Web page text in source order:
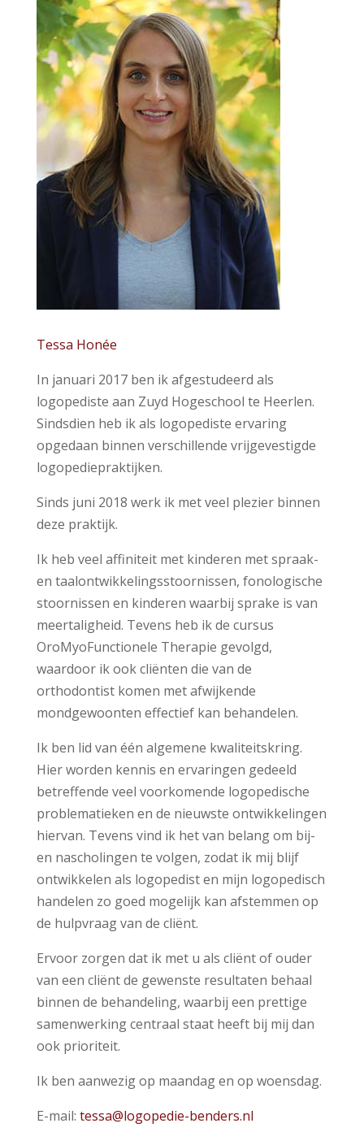
Tessa Honée
In januari 2017 ben ik afgestudeerd als
logopediste aan Zuyd Hogeschool te Heerlen.
Sindsdien heb ik als logopediste ervaring
opgedaan binnen verschillende vrijgevestigde
logopediepraktijken.
Sinds juni 2018 werk ik met veel plezier binnen
deze praktijk.
Ik heb veel affiniteit met kinderen met spraak-
en taalontwikkelingsstoornissen, fonologische
stoornissen en kinderen waarbij sprake is van
meertaligheid. Tevens heb ik de cursus
OroMyoFunctionele Therapie gevolgd,
waardoor ik ook cliënten die van de
orthodontist komen met afwijkende
mondgewoonten effectief kan behandelen.
Ik ben lid van één algemene kwaliteitskring.
Hier worden kennis en ervaringen gedeeld
betreffende veel voorkomende logopedische
problematieken en de nieuwste ontwikkelingen
hiervan. Tevens vind ik het van belang om bij-
en nascholingen te volgen, zodat ik mij blijf
ontwikkelen als logopedist en mijn logopedisch
handelen zo goed mogelijk kan afstemmen op
de hulpvraag van de cliënt.
Ervoor zorgen dat ik met u als cliënt of ouder
van een cliënt de gewenste resultaten behaal
binnen de behandeling, waarbij een prettige
samenwerking centraal staat heeft bij mij dan
ook prioriteit.
Ik ben aanwezig op maandag en op woensdag.
E-mail: tessa@logopedie-benders.nl